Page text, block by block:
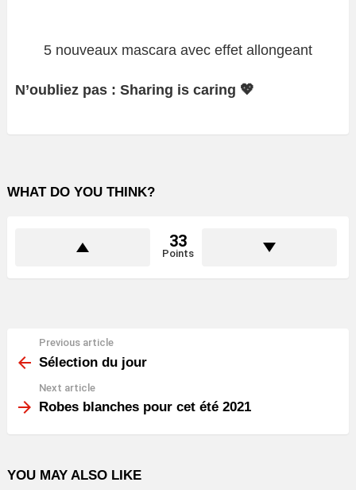
5 nouveaux mascara avec effet allongeant
N’oubliez pas : Sharing is caring 💖
WHAT DO YOU THINK?
33
Points
more
Previous article
Sélection du jour
Next article
Robes blanches pour cet été 2021
YOU MAY ALSO LIKE